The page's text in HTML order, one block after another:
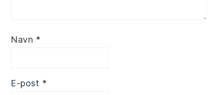
Navn *
E-post *